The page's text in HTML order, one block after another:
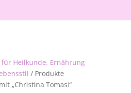
für Heilkunde, Ernährung
/ Produkte
„Christina Tomasi“